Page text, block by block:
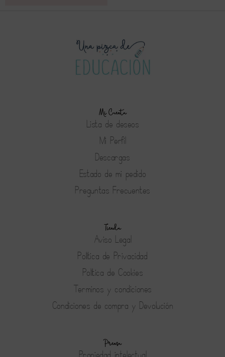
Mi Cuenta
Lista de deseos
Mi Perfil
Descargas
Estado de mi pedido
Preguntas Frecuentes
Tienda
Aviso Legal
Política de Privacidad
Política de Cookies
Terminos y condiciones
Condiciones de compra y Devolución
Prensa